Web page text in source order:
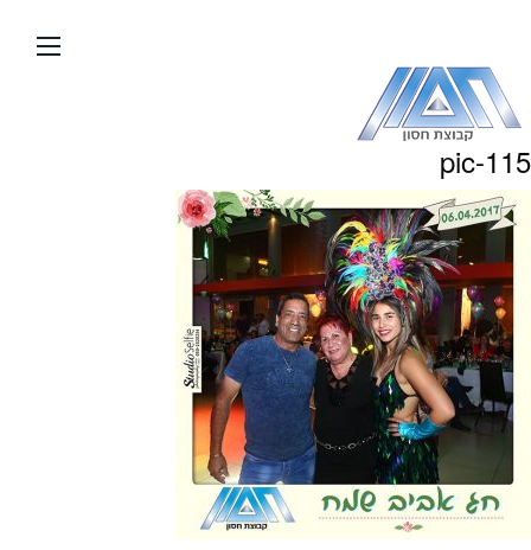
העמוד
pic-115